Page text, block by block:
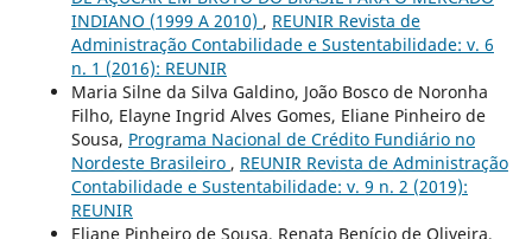
INDIANO (1999 A 2010) , REUNIR Revista de
Administração Contabilidade e Sustentabilidade: v. 6
n. 1 (2016): REUNIR
Maria Silne da Silva Galdino, João Bosco de Noronha
Filho, Elayne Ingrid Alves Gomes, Eliane Pinheiro de
Sousa, Programa Nacional de Crédito Fundiário no
Nordeste Brasileiro , REUNIR Revista de Administração
Contabilidade e Sustentabilidade: v. 9 n. 2 (2019):
REUNIR
Eliane Pinheiro de Sousa, Renata Benício de Oliveira,